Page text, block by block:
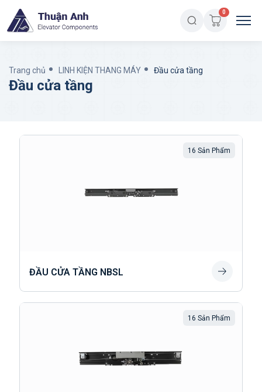
0
Trang chủ LINH KIỆN THANG MÁY Đầu cửa tầng
Đầu cửa tầng
16 Sản Phẩm
ĐẦU CỬA TẦNG NBSL
16 Sản Phẩm